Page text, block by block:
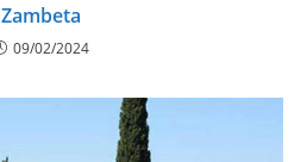
Zambeta
09/02/2024